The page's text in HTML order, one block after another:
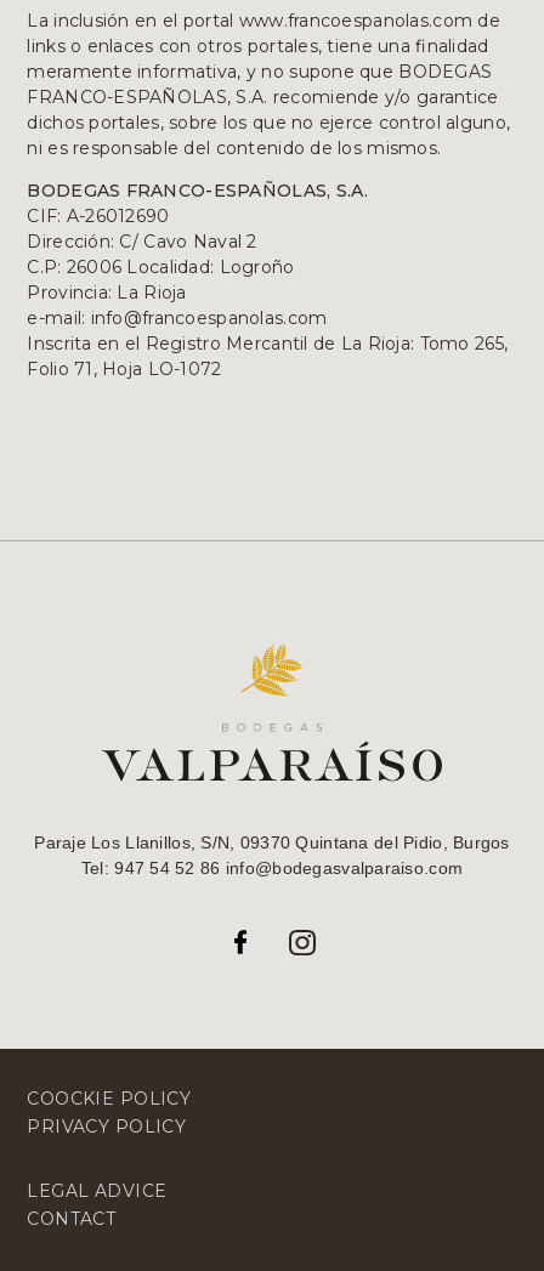
La inclusión en el portal www.francoespanolas.com de
links o enlaces con otros portales, tiene una finalidad
meramente informativa, y no supone que BODEGAS
FRANCO-ESPAÑOLAS, S.A. recomiende y/o garantice
dichos portales, sobre los que no ejerce control alguno,
ni es responsable del contenido de los mismos.
BODEGAS FRANCO-ESPAÑOLAS, S.A.
CIF: A-26012690
Dirección: C/ Cavo Naval 2
C.P: 26006 Localidad: Logroño
Provincia: La Rioja
e-mail: info@francoespanolas.com
Inscrita en el Registro Mercantil de La Rioja: Tomo 265,
Folio 71, Hoja LO-1072
Paraje Los Llanillos, S/N, 09370 Quintana del Pidio, Burgos
Tel: 947 54 52 86 info@bodegasvalparaiso.com
COOCKIE POLICY
PRIVACY POLICY
LEGAL ADVICE
CONTACT